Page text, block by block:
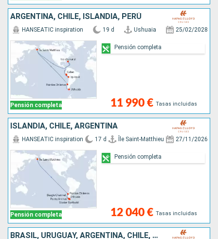
ARGENTINA, CHILE, ISLANDIA, PERÚ
Pensión completa
HANSEATIC inspiration 19 d Ushuaia 25/02/2028
11 990 € Tasas incluidas
Pensión completa
ISLANDIA, CHILE, ARGENTINA
Pensión completa
HANSEATIC inspiration 17 d Île Saint-Matthieu 27/11/2026
12 040 € Tasas incluidas
Pensión completa
BRASIL, URUGUAY, ARGENTINA, CHILE, ISLANDIA